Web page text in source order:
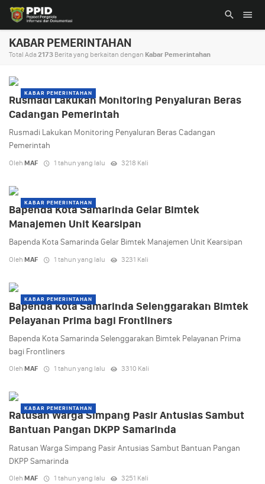
KABAR PEMERINTAHAN
Total Ada2173 Berita yang berkaitan dengan Kabar Pemerintahan
KABAR PEMERINTAHAN
Rusmadi Lakukan Monitoring Penyaluran Beras
Cadangan Pemerintah
Rusmadi Lakukan Monitoring Penyaluran Beras Cadangan
Pemerintah
Oleh MAF 1 tahun yang lalu 3218 Kali
KABAR PEMERINTAHAN
Bapenda Kota Samarinda Gelar Bimtek
Manajemen Unit Kearsipan
Bapenda Kota Samarinda Gelar Bimtek Manajemen Unit Kearsipan
Oleh MAF 1 tahun yang lalu 3231 Kali
KABAR PEMERINTAHAN
Bapenda Kota Samarinda Selenggarakan Bimtek
Pelayanan Prima bagi Frontliners
Bapenda Kota Samarinda Selenggarakan Bimtek Pelayanan Prima
bagi Frontliners
Oleh MAF 1 tahun yang lalu 3310 Kali
KABAR PEMERINTAHAN
Ratusan Warga Simpang Pasir Antusias Sambut
Bantuan Pangan DKPP Samarinda
Ratusan Warga Simpang Pasir Antusias Sambut Bantuan Pangan
DKPP Samarinda
Oleh MAF 1 tahun yang lalu 3251 Kali